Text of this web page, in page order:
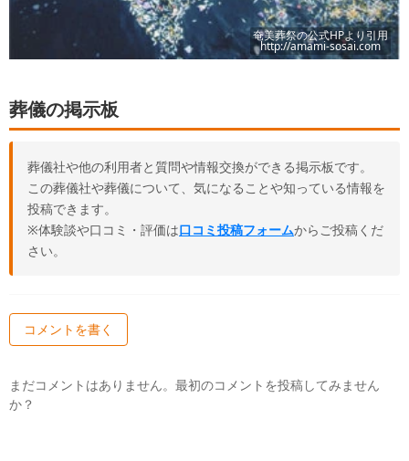
奄美葬祭の公式HPより引用
http://amami-sosai.com
葬儀の掲示板
葬儀社や他の利用者と質問や情報交換ができる掲示板です。
この葬儀社や葬儀について、気になることや知っている情報を
投稿できます。
※体験談や口コミ・評価は口コミ投稿フォームからご投稿くだ
さい。
コメントを書く
まだコメントはありません。最初のコメントを投稿してみません
か？